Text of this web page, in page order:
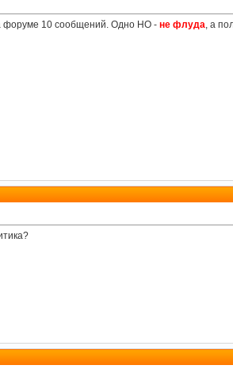
форуме 10 сообщений. Одно НО - не флуда, а